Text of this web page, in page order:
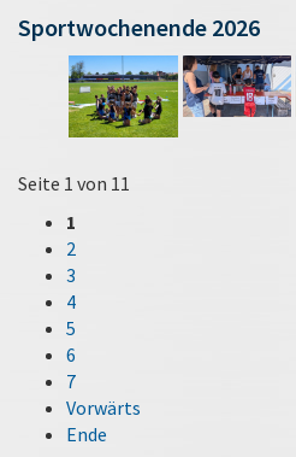
Sportwochenende 2026
Seite 1 von 11
1
2
3
4
5
6
7
Vorwärts
Ende